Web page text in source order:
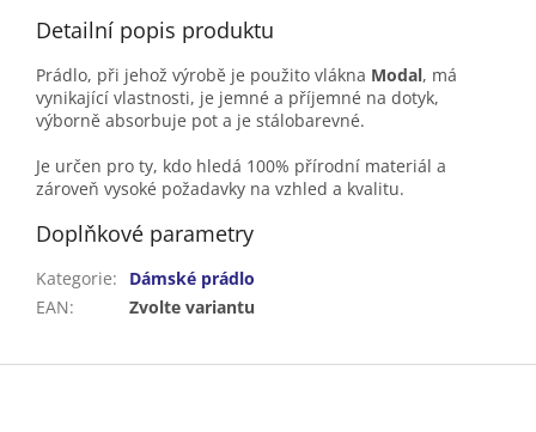
Detailní popis produktu
Prádlo, při jehož výrobě je použito vlákna Modal, má
vynikající vlastnosti, je jemné a příjemné na dotyk,
výborně absorbuje pot a je stálobarevné.
Je určen pro ty, kdo hledá 100% přírodní materiál a
zároveň vysoké požadavky na vzhled a kvalitu.
Doplňkové parametry
Kategorie:
Dámské prádlo
EAN: Zvolte variantu
Z